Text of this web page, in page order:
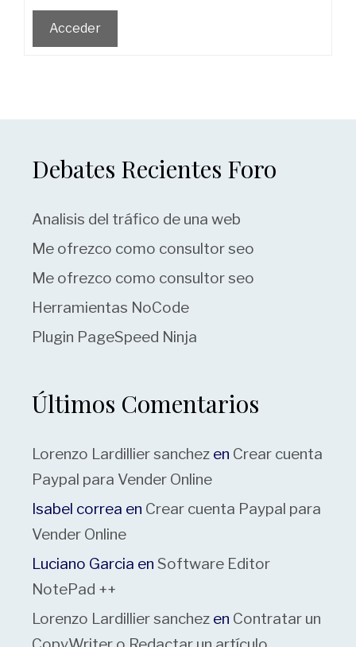
Acceder
Debates Recientes Foro
Analisis del tráfico de una web
Me ofrezco como consultor seo
Me ofrezco como consultor seo
Herramientas NoCode
Plugin PageSpeed Ninja
Últimos Comentarios
Lorenzo Lardillier sanchez en Crear cuenta
Paypal para Vender Online
Isabel correa en Crear cuenta Paypal para
Vender Online
Luciano Garcia en Software Editor
NotePad ++
Lorenzo Lardillier sanchez en Contratar un